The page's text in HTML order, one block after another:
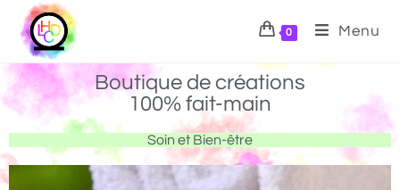
0 Menu
Boutique de créations
100% fait-main
Soin et Bien-être